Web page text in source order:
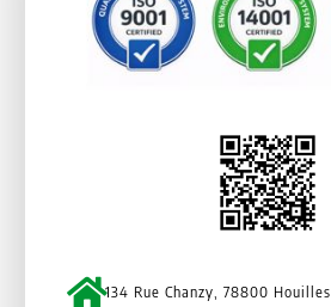
134 Rue Chanzy, 78800 Houilles